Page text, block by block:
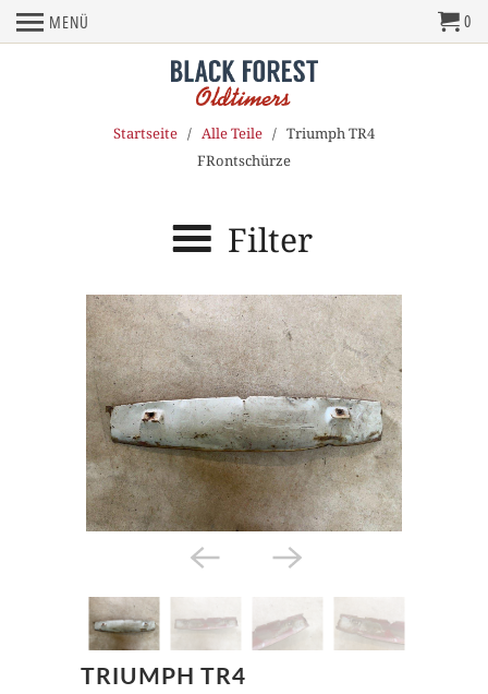
MENÜ 0
Startseite / Alle Teile / Triumph TR4
FRontschürze
Filter
TRIUMPH TR4